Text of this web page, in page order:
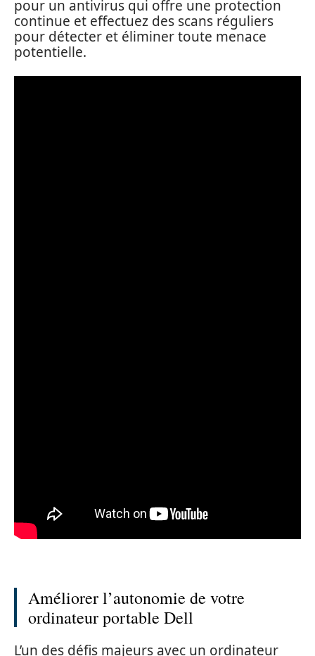
pour un antivirus qui offre une protection
continue et effectuez des scans réguliers
pour détecter et éliminer toute menace
potentielle.
Améliorer l’autonomie de votre
ordinateur portable Dell
L’un des défis majeurs avec un ordinateur